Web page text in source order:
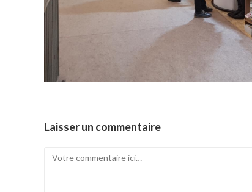
Laisser un commentaire
Comment